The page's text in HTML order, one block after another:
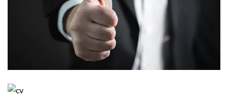
Employeurs
Publiez une offre d'emploi